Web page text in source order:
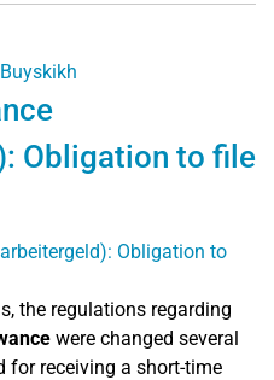
Obligation to file
the regulations regarding
were changed several
for receiving a short-time